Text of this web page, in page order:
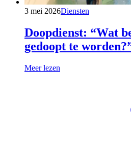
3 mei 2026Diensten
Doopdienst: “Wat
gedoopt te
Meer lezen